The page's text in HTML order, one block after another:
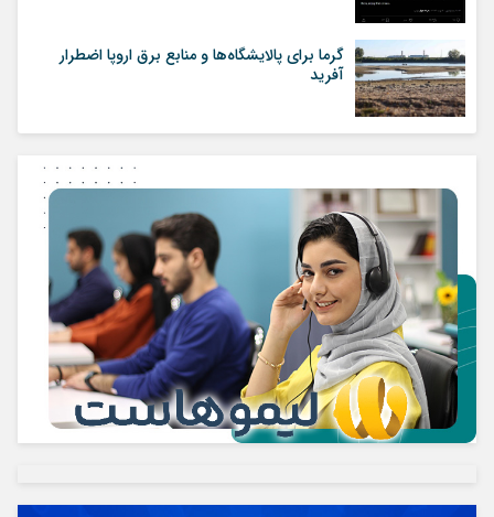
گرما برای پالایشگاه‌ها و منابع برق اروپا اضطرار
آفرید